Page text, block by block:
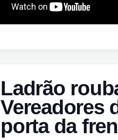
Ladrão
Vereadores
porta da